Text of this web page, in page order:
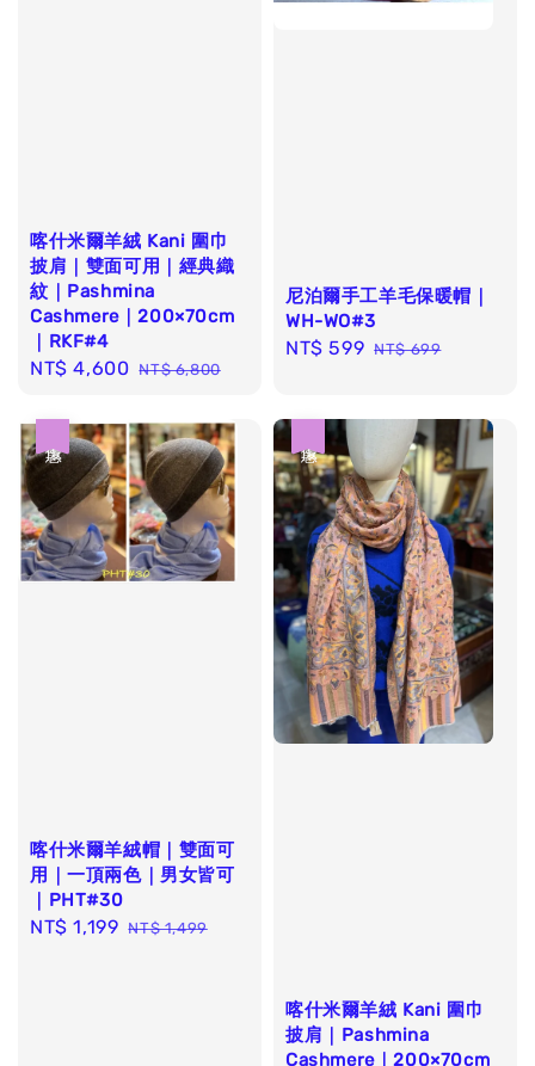
喀什米爾羊絨 Kani 圍巾
披肩｜雙面可用｜經典織
紋｜Pashmina
Cashmere｜200×70cm
｜RKF#4
Sale
NT$ 4,600 Regular
NT$ 6,800
尼泊爾手工羊毛保暖帽｜
WH-WO#3
Sale
NT$ 599 Regular
NT$ 699
喀什米爾羊絨帽｜雙面可
用｜一頂兩色｜男女皆可
｜PHT#30
Sale
NT$ 1,199 Regular
NT$ 1,499
喀什米爾羊絨 Kani 圍巾
披肩｜Pashmina
Cashmere｜200×70cm